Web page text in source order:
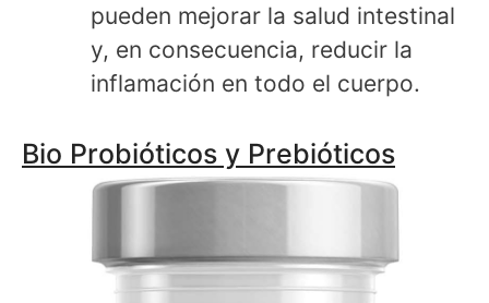
pueden mejorar la salud intestinal
y, en consecuencia, reducir la
inflamación en todo el cuerpo.
Bio Probióticos y Prebióticos